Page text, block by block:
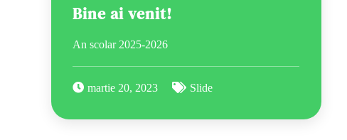
Bine ai venit!
An scolar 2025-2026
martie 20, 2023 Slide